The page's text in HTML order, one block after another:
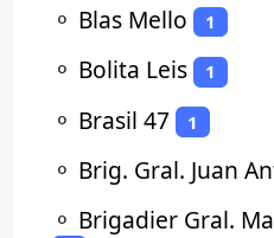
⚬ Blas Mello 1
⚬ Bolita Leis 1
⚬ Brasil 47 1
⚬ Brig. Gral. Juan
⚬ Brigadier Gral.